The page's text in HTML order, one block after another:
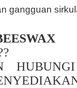
gangguan